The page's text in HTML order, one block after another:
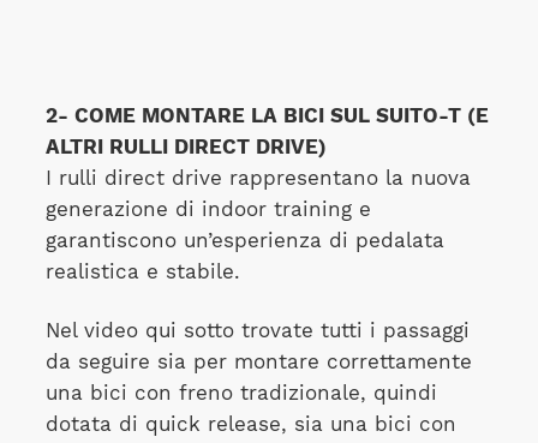
2- COME MONTARE LA BICI SUL SUITO-T (E
ALTRI RULLI DIRECT DRIVE)
I rulli direct drive rappresentano la nuova
generazione di indoor training e
garantiscono un’esperienza di pedalata
realistica e stabile.
Nel video qui sotto trovate tutti i passaggi
da seguire sia per montare correttamente
una bici con freno tradizionale, quindi
dotata di quick release, sia una bici con